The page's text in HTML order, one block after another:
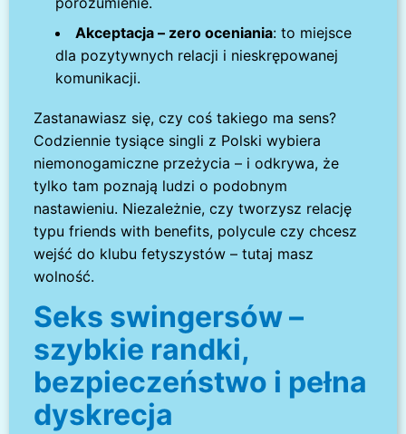
Akceptacja – zero oceniania: to miejsce
dla pozytywnych relacji i nieskrępowanej
komunikacji.
Zastanawiasz się, czy coś takiego ma sens?
Codziennie tysiące singli z Polski wybiera
niemonogamiczne przeżycia – i odkrywa, że
tylko tam poznają ludzi o podobnym
nastawieniu. Niezależnie, czy tworzysz relację
typu friends with benefits, polycule czy chcesz
wejść do klubu fetyszystów – tutaj masz
wolność.
Seks swingersów –
szybkie randki,
bezpieczeństwo i pełna
dyskrecja